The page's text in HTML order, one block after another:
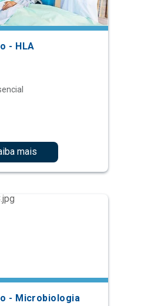
- HLA
mais
- Microbiologia